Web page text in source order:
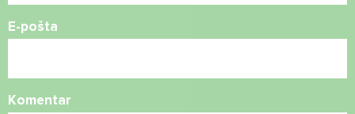
E-pošta
Komentar